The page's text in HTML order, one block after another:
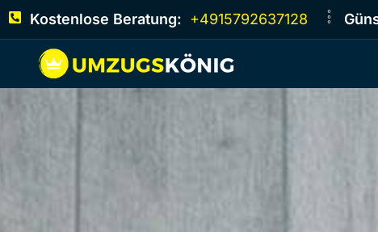
Kostenlose Beratung: +4915792637128